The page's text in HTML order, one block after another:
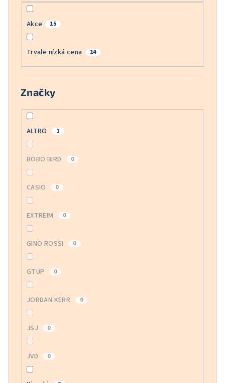
Akce 15
Trvale nízká cena 14
Značky
ALTRO 1
BOBO BIRD 0
CASIO 0
EXTREIM 0
GINO ROSSI 0
GTUP 0
JORDAN KERR 0
JSJ 0
JVD 0